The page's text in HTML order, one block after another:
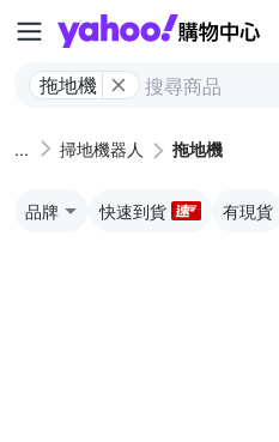
拖地機
掃地機器人 拖地機
品牌 快速到貨 有現貨